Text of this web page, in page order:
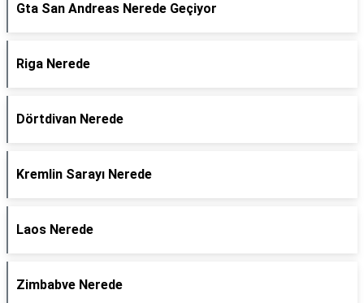
Gta San Andreas Nerede Geçiyor
Riga Nerede
Dörtdivan Nerede
Kremlin Sarayı Nerede
Laos Nerede
Zimbabve Nerede